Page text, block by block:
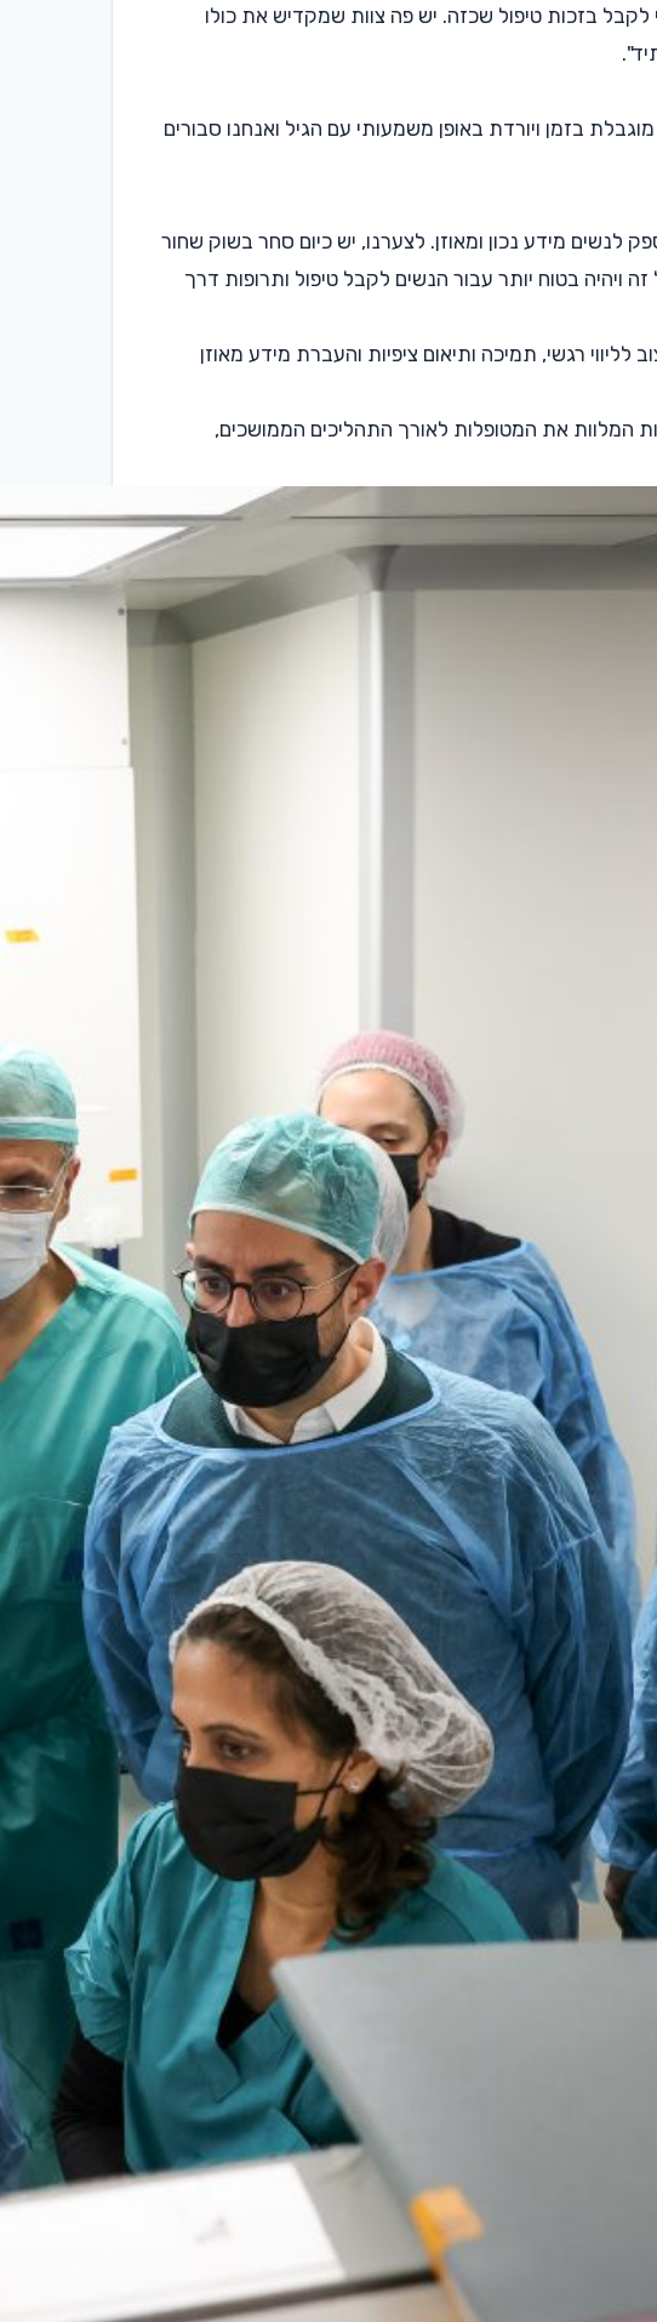
בזכות טיפול שכזה. יש פה צוות שמקדיש את כולו
בזמן ויורדת באופן משמעותי עם הגיל ואנחנו סבורים
לנשים מידע נכון ומאוזן. לצערנו, יש כיום סחר בשוק שחור
ויהיה בטוח יותר עבור הנשים לקבל טיפול ותרופות דרך
רגשי, תמיכה ותיאום ציפיות והעברת מידע מאוזן
המלוות את המטופלות לאורך התהליכים הממושכים,